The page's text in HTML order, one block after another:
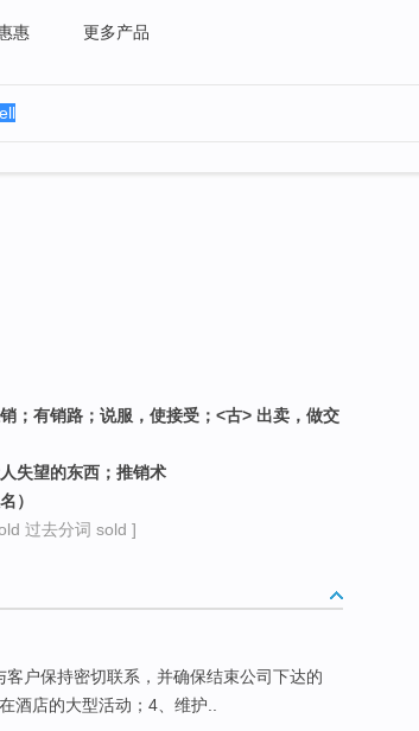
惠 更多产品
有销路；说服，使接受；<古> 出卖，做交
失望的东西；推销术
）
过去分词 sold ]
客户保持密切联系，并确保结束公司下达的
酒店的大型活动；4、维护..